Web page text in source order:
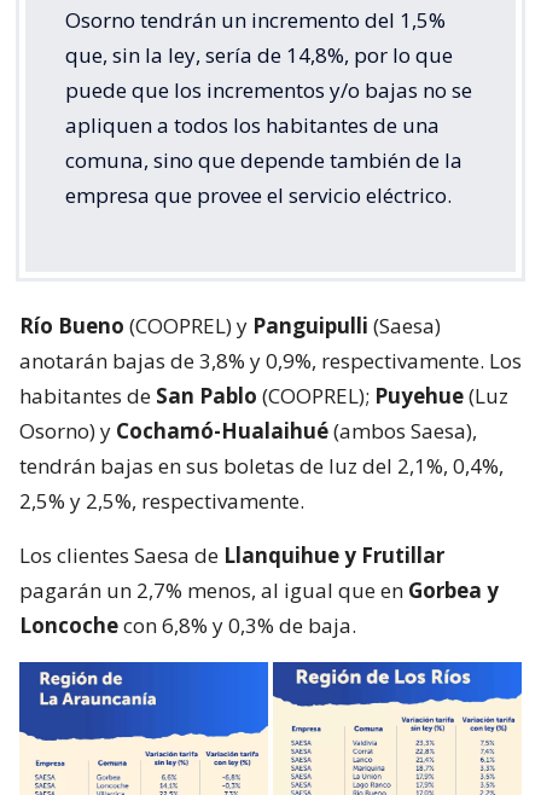
Osorno tendrán un incremento del 1,5%
que, sin la ley, sería de 14,8%, por lo que
puede que los incrementos y/o bajas no se
apliquen a todos los habitantes de una
comuna, sino que depende también de la
empresa que provee el servicio eléctrico.
Río Bueno (COOPREL) y Panguipulli (Saesa)
anotarán bajas de 3,8% y 0,9%, respectivamente. Los
habitantes de San Pablo (COOPREL); Puyehue(Luz
Osorno) y Cochamó-Hualaihué(ambos Saesa),
tendrán bajas en sus boletas de luz del 2,1%, 0,4%,
2,5% y 2,5%, respectivamente.
Los clientes Saesa de Llanquihue y Frutillar
pagarán un 2,7% menos, al igual que en Gorbea y
Loncochecon 6,8% y 0,3% de baja.